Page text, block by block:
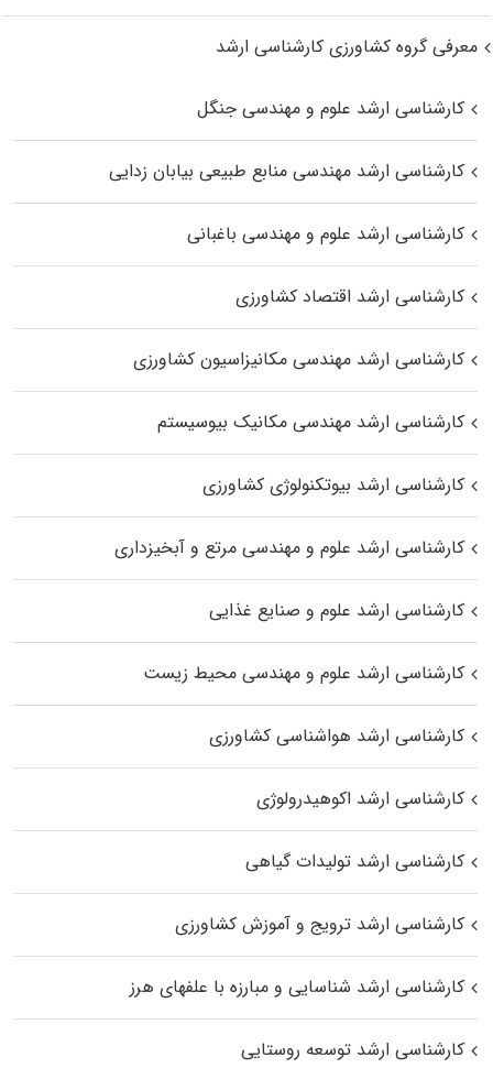
معرفی گروه کشاورزی کارشناسی ارشد
کارشناسی ارشد علوم و مهندسی جنگل
کارشناسی ارشد مهندسی منابع طبیعی بیابان زدایی
کارشناسی ارشد علوم و مهندسی باغبانی
کارشناسی ارشد اقتصاد کشاورزی
کارشناسی ارشد مهندسی مکانیزاسیون کشاورزی
کارشناسی ارشد مهندسی مکانیک بیوسیستم
کارشناسی ارشد بیوتکنولوژی کشاورزی
کارشناسی ارشد علوم و مهندسی مرتع و آبخیزداری
کارشناسی ارشد علوم و صنایع غذایی
کارشناسی ارشد علوم و مهندسی محیط زیست
کارشناسی ارشد هواشناسی کشاورزی
کارشناسی ارشد اکوهیدرولوژی
کارشناسی ارشد تولیدات گیاهی
کارشناسی ارشد ترویج و آموزش کشاورزی
کارشناسی ارشد شناسایی و مبارزه با علفهای هرز
کارشناسی ارشد توسعه روستایی